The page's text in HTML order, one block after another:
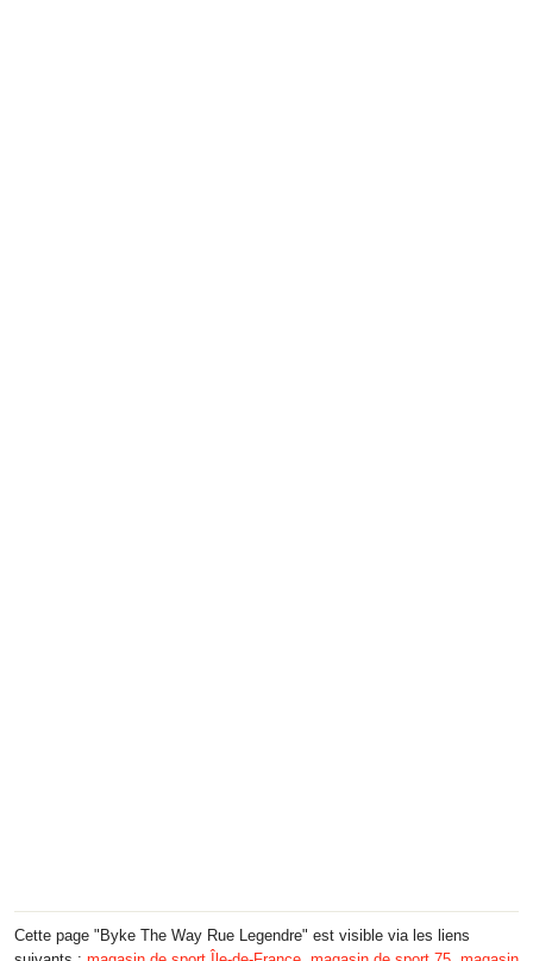
Cette page "Byke The Way Rue Legendre" est visible via les liens